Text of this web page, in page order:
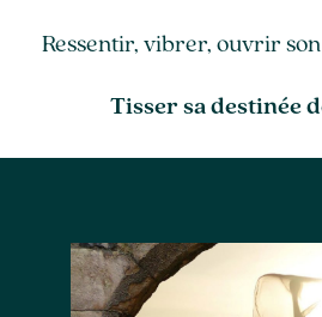
Ressentir, vibrer, ouvrir son
Tisser sa destinée